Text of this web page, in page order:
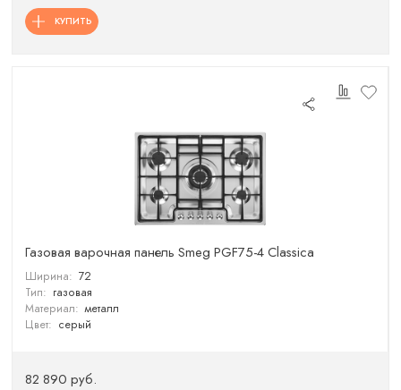
КУПИТЬ
Газовая варочная панель Smeg PGF75-4 Classica
Ширина: 72
Тип: газовая
Материал: металл
Цвет: серый
82 890 руб.